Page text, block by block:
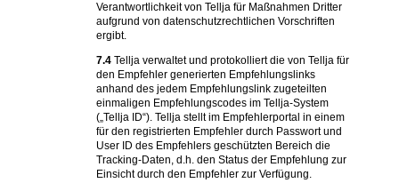
Verantwortlichkeit von Tellja für Maßnahmen Dritter
aufgrund von datenschutzrechtlichen Vorschriften
ergibt.
7.4 Tellja verwaltet und protokolliert die von Tellja für
den Empfehler generierten Empfehlungslinks
anhand des jedem Empfehlungslink zugeteilten
einmaligen Empfehlungscodes im Tellja-System
(„Tellja ID“). Tellja stellt im Empfehlerportal in einem
für den registrierten Empfehler durch Passwort und
User ID des Empfehlers geschützten Bereich die
Tracking-Daten, d.h. den Status der Empfehlung zur
Einsicht durch den Empfehler zur Verfügung.